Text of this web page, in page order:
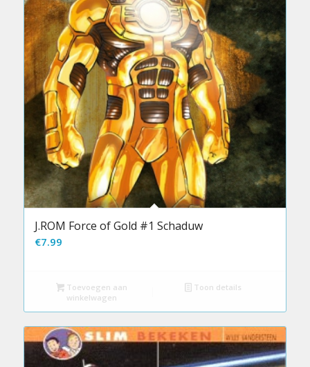
J.ROM Force of Gold #1 Schaduw
€7.99
Toevoegen aan
winkelwagen
Toon details